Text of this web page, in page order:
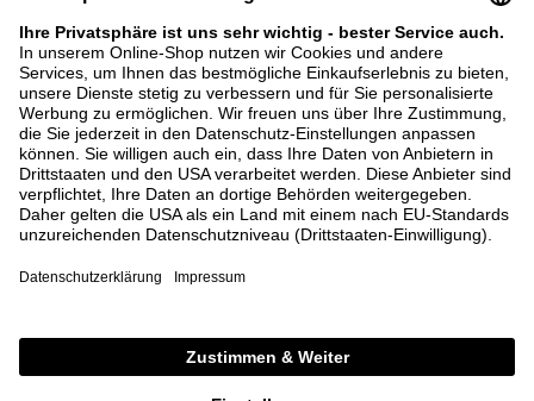
KONTAKT
COOKIES
MEN'S WORLD: BRAUN HAMBURG
Ein Unternehmen der Unger GmbH & Co. KG
EINKAUF VON 400 € NACH RETOURE, NICHT
CHECKOUT. GUTSCHEINE, REDUZIERTE ARTIKEL
SOWIE VEREINZELTE MARKEN SIND VON DER